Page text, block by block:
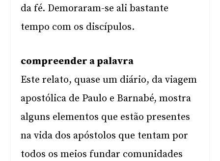
da fé. Demoraram-se ali bastante
tempo com os discípulos.
compreender a palavra
Este relato, quase um diário, da viagem
apostólica de Paulo e Barnabé, mostra
alguns elementos que estão presentes
na vida dos apóstolos que tentam por
todos os meios fundar comunidades